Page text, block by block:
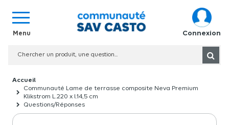
Connexion
Communauté Lame de terrasse composite Neva Premium
Klikstrom L.220 x l.14,5 cm
Questions/Réponses